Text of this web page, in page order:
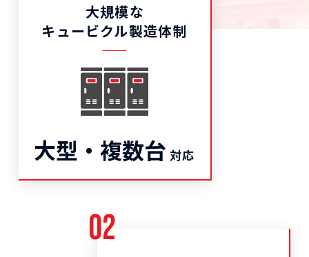
大規模な
キュービクル製造体制
大型・複数台 対応
02